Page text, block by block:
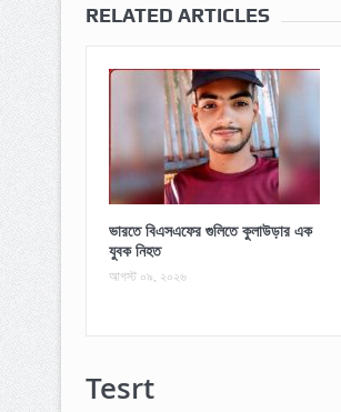
RELATED ARTICLES
ভারতে বিএসএফের গুলিতে কুলাউড়ার এক
যুবক নিহত
আগস্ট ০৯, ২০২৬
Tesrt